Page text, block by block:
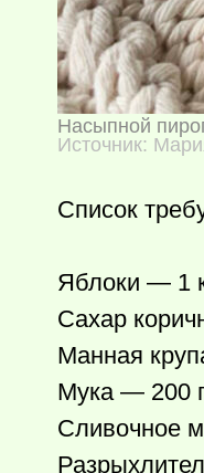
Насыпной
Источник:
Список
Яблоки — 1
Сахар
Манная
Мука — 200
Сливочное